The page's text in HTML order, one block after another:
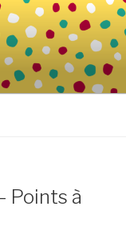
Points à